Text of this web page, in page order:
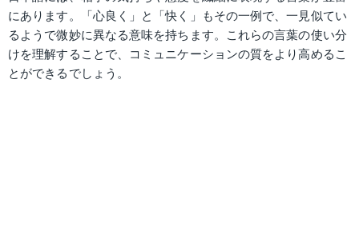
にあります。「心良く」と「快く」もその一例で、一見似てい
るようで微妙に異なる意味を持ちます。これらの言葉の使い分
けを理解することで、コミュニケーションの質をより高めるこ
とができるでしょう。